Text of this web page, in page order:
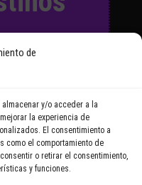
de
y/o acceder a la
la experiencia de
El consentimiento a
como el comportamiento de
o retirar el consentimiento,
y funciones.
las
que